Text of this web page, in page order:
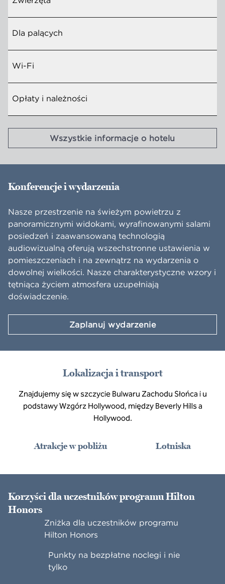
Dla palących
Wi-Fi
Opłaty i należności
Wszystkie informacje o hotelu
Konferencje i wydarzenia
Nasze przestrzenie na świeżym powietrzu z
panoramicznymi widokami, wyrafinowanymi salami
posiedzeń i zaawansowaną technologią
audiowizualną oferują wszechstronne ustawienia w
pomieszczeniach i na zewnątrz na wydarzenia o
dowolnej wielkości. Nasze charakterystyczne wzory i
tętniąca życiem atmosfera uzupełniają
doświadczenie.
Zaplanuj wydarzenie
Lokalizacja i transport
Znajdujemy się w szczycie Bulwaru Zachodu Słońca i u
podstawy Wzgórz Hollywood, między Beverly Hills a
Hollywood.
Atrakcje w pobliżu Lotniska
Korzyści dla uczestników programu Hilton
Honors
Zniżka dla uczestników programu
Hilton Honors
Punkty na bezpłatne noclegi i nie
tylko